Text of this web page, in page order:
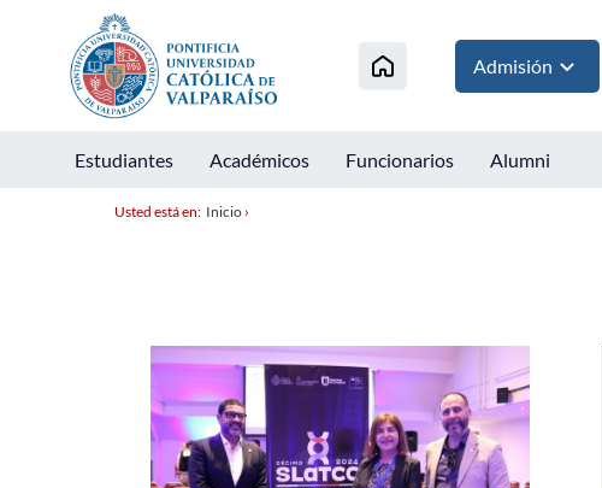
Admisión
Estudiantes Académicos Funcionarios Alumni
Usted está en: Inicio›